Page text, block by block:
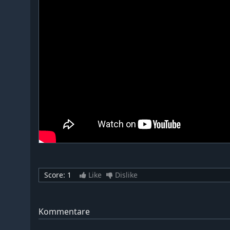
Score: 1 Like Dislike
Kommentare